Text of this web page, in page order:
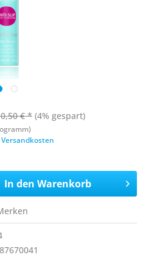
€ * (4% gespart)
Versandkosten
In den Warenkorb